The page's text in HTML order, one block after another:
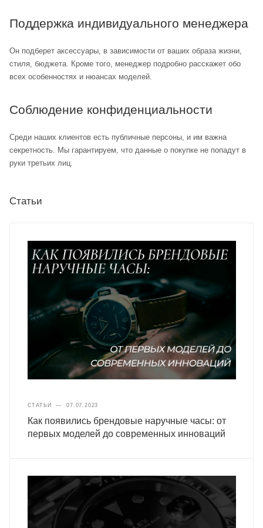
Поддержка индивидуального менеджера
Он подберет аксессуары, в зависимости от ваших образа жизни,
стиля, бюджета. Кроме того, менеджер подробно расскажет обо
всех особенностях и нюансах моделей.
Соблюдение конфиденциальности
Среди наших клиентов есть публичные персоны, и им важна
секретность. Мы гарантируем, что данные о покупке не попадут в
руки третьих лиц.
Статьи
СТАТЬИ — 07.07.2023
Как появились брендовые наручные часы: от
первых моделей до современных инноваций